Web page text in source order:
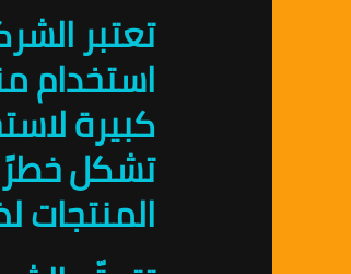
تعتبر
استخدام
كبيرة
تشكل
المنتجات